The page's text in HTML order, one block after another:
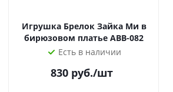
Игрушка Брелок Зайка Ми в
бирюзовом платье ABB-082
Есть в наличии
830 руб./шт